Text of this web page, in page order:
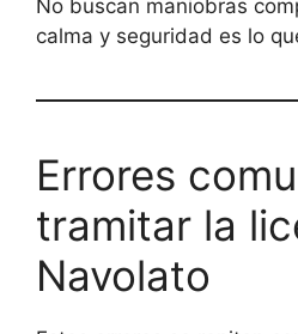
No buscan maniobras
calma y seguridad es lo
Errores
tramitar la
Navolato